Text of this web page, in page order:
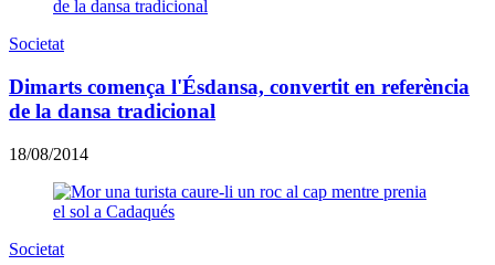
Societat
Dimarts comença l'Ésdansa, convertit en referència
de la dansa tradicional
18/08/2014
Societat